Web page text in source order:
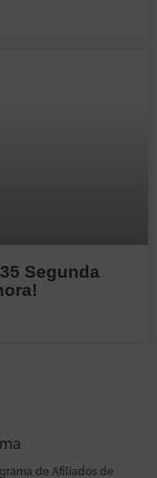
Segunda
de Afiliados de